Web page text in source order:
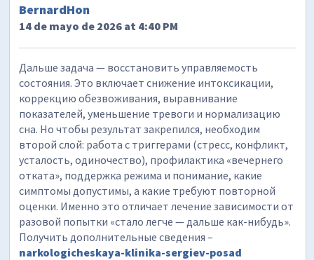
BernardHon
14 de mayo de 2026 at 4:40 PM
Дальше задача — восстановить управляемость
состояния. Это включает снижение интоксикации,
коррекцию обезвоживания, выравнивание
показателей, уменьшение тревоги и нормализацию
сна. Но чтобы результат закрепился, необходим
второй слой: работа с триггерами (стресс, конфликт,
усталость, одиночество), профилактика «вечернего
отката», поддержка режима и понимание, какие
симптомы допустимы, а какие требуют повторной
оценки. Именно это отличает лечение зависимости от
разовой попытки «стало легче — дальше как-нибудь».
Получить дополнительные сведения –
narkologicheskaya-klinika-sergiev-posad